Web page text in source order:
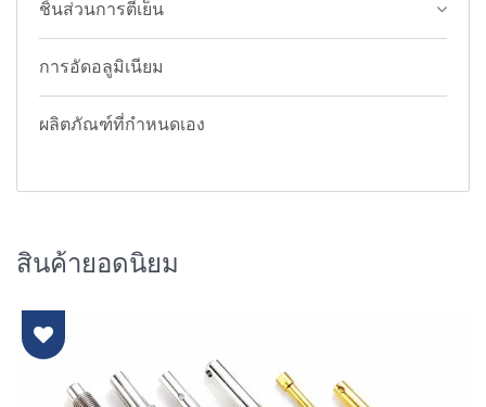
ชิ้นส่วนการตีเย็น
การอัดอลูมิเนียม
ผลิตภัณฑ์ที่กำหนดเอง
สินค้ายอดนิยม